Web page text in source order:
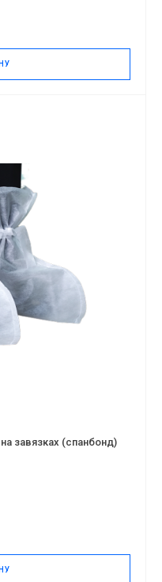
завязках (спанбонд)